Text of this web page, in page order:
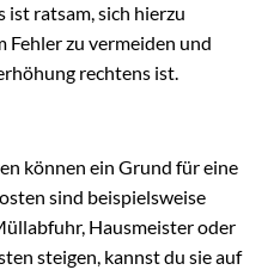
ist ratsam, sich hierzu
Fehler zu vermeiden und
rechtens ist.
können ein Grund für eine
sind beispielsweise
Hausmeister oder
steigen, kannst du sie auf